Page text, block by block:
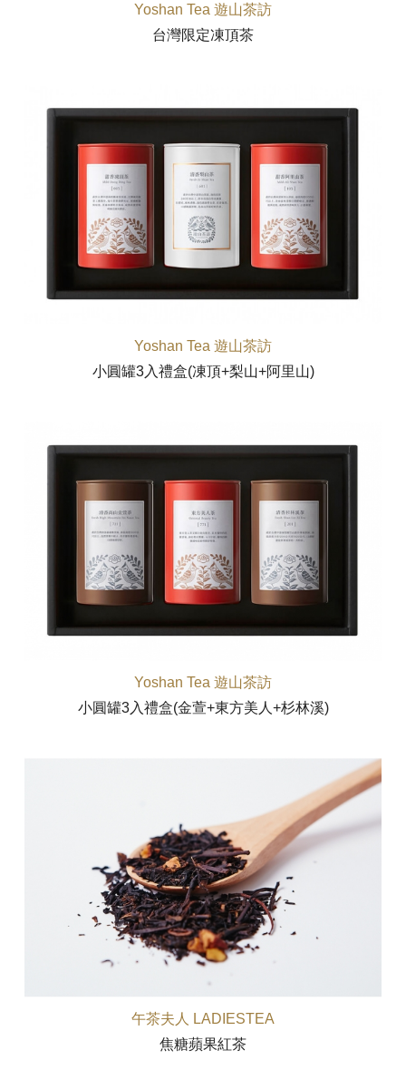
Yoshan Tea 遊山茶訪
台灣限定凍頂茶
Yoshan Tea 遊山茶訪
小圓罐3入禮盒(凍頂+梨山+阿里山)
Yoshan Tea 遊山茶訪
小圓罐3入禮盒(金萱+東方美人+杉林溪)
午茶夫人 LADIESTEA
焦糖蘋果紅茶